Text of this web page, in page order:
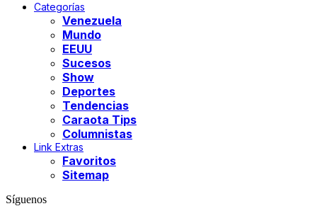
Categorías
Venezuela
Mundo
EEUU
Sucesos
Show
Deportes
Tendencias
Caraota Tips
Columnistas
Link Extras
Favoritos
Sitemap
Síguenos